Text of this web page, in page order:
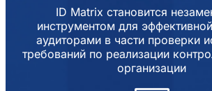
ID Matrix становится
инструментом для
аудиторами в части проверки
требований по реализации
организации